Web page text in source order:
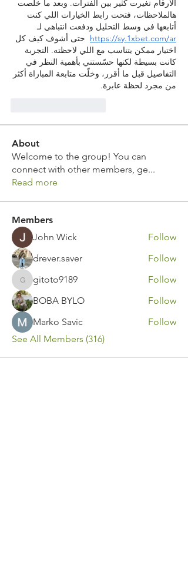
أتابعها في وسط التحليل ودفعت انتباهي لـ
https://sy.1xbet.com/ar
من مجرد لحظة عابرة.
About
Welcome to the group! You can
connect with other members, ge...
Read more
Members
John Wick
Follow
drever.saver
Follow
gitoto9189
gitoto9189
Follow
BOBA BYLO
Follow
Marko Savic
Follow
See All Members (316)